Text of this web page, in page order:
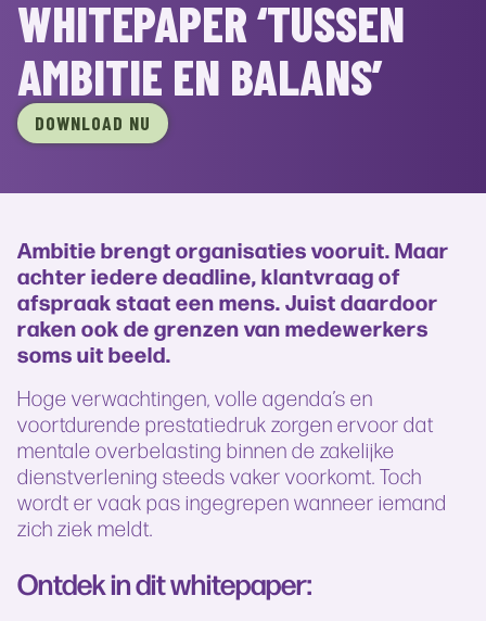
WHITEPAPER ‘TUSSEN
AMBITIE EN BALANS’
DOWNLOAD NU
Ambitie brengt organisaties vooruit. Maar
achter iedere deadline, klantvraag of
afspraak staat een mens. Juist daardoor
raken ook de grenzen van medewerkers
soms uit beeld.
Hoge verwachtingen, volle agenda’s en
voortdurende prestatiedruk zorgen ervoor dat
mentale overbelasting binnen de zakelijke
dienstverlening steeds vaker voorkomt. Toch
wordt er vaak pas ingegrepen wanneer iemand
zich ziek meldt.
Ontdek in dit whitepaper: